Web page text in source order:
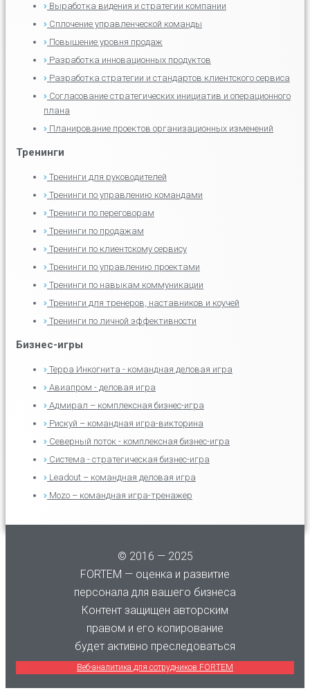
Выработка видения и стратегии компании
Сплочение управленческой команды
Повышение уровня продаж
Разработка инновационных продуктов
Разработка стратегии и стандартов клиентского сервиса
Согласование стратегических инициатив и операционного
плана
Планирование проектов организационных изменений
Тренинги
Тренинги для руководителей
Тренинги по управлению командами
Тренинги по переговорам
Тренинги по продажам
Тренинги по клиентскому сервису
Тренинги по управлению проектами
Тренинги по навыкам коммуникации
Тренинги для тренеров, наставников и коучей
Тренинги по личной эффективности
Бизнес-игры
Терра Инкогнита - командная деловая игра
Авиапром - деловая игра
Адмирал – комплексная бизнес-игра
Рискуй – командная игра-викторина
Северный поток - комплексная бизнес-игра
Система - стратегическая бизнес-игра
Leadout – командная деловая игра
Mozo – командная игра-тренажер
© 2016 — 2025
FORTEM — оценка и развитие
персонала для вашего бизнеса
Контент защищен авторским
правом и его копирование
будет активно преследоваться
Веб-аналитика для сотрудников FORTEM